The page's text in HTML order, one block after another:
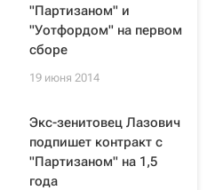
"Партизаном" и
"Уотфордом" на первом
сборе
19 июня 2014
Экс-зенитовец Лазович
подпишет контракт с
"Партизаном" на 1,5
года